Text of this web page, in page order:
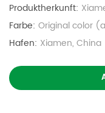
Produktherkunft:
Farbe: Original color
Hafen: Xiamen, China